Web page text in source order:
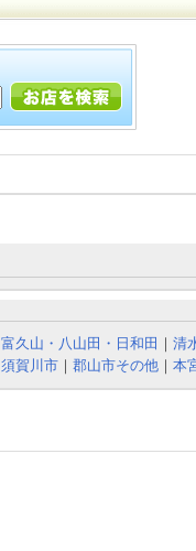
富久山・八山田・日和田 ｜ 清
須賀川市 ｜ 郡山市その他 ｜ 本